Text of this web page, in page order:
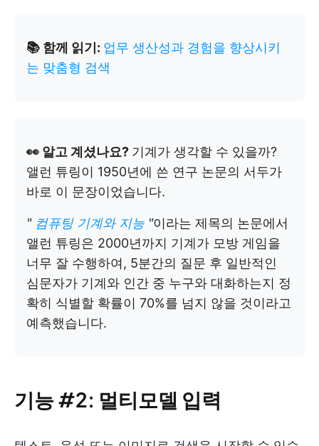
📚 함께 읽기: 업무 생산성과 경험을 향상시키
는 맞춤형 검색
👀 알고 계셨나요? 기계가 생각할 수 있을까?
앨런 튜링이 1950년에 쓴 연구 논문의 서두가
바로 이 문장이었습니다.
" 컴퓨팅 기계와 지능 "이라는 제목의 논문에서
앨런 튜링은 2000년까지 기계가 모방 게임을
너무 잘 수행하여, 5분간의 질문 후 일반적인
심문자가 기계와 인간 중 누구와 대화하는지 정
확히 식별할 확률이 70%를 넘지 않을 것이라고
예측했습니다.
기능 #2: 멀티모델 입력